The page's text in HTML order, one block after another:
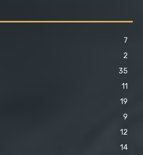
7
2
35
11
19
9
12
14